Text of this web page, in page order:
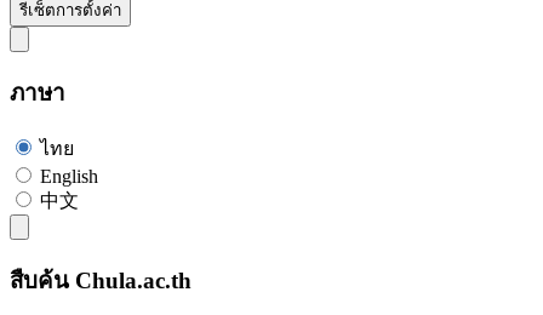
รีเซ็ตการตั้งค่า
ภาษา
ไทย
English
中文
สืบค้น Chula.ac.th